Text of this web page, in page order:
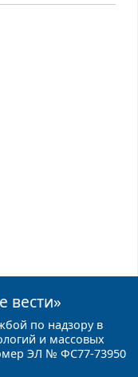
вести»
по надзору в
и массовых
ЭЛ № ФС77-73950